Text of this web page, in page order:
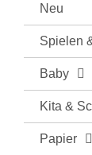
Neu
Spielen
Baby
Kita &
Papier